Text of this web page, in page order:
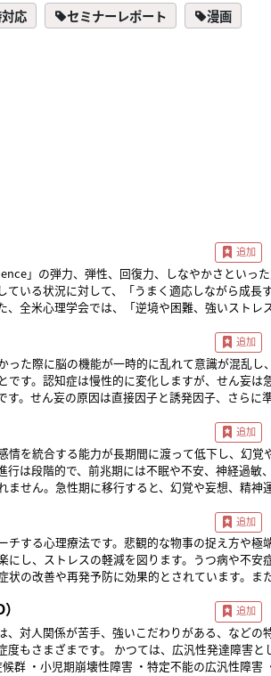
応 セミナーレポート 漫画
」の弾力、弾性、回復力、しなやかさといっ
ている状況に対して、「うまく適応しながら成長
、全米心理学会では、「逆境や困難、強いストレ
る力（適応力）などに加えて、困難を糧にして
がらも、職場に適応し、さらに成長を遂げていく
視点となります。 監修： とよだクリニック院長 豊田 早苗
た際に脳の機能が一時的に乱れて意識が混乱し
です。認知症は慢性的に変化しますが、せん妄は
す。せん妄の原因は直接因子と誘発因子、さらに
脆弱性 また、せん妄には3種類あります。興奮状
りする「過活動型せん妄」、幻覚や妄想など声か
の両方の「混合型せん妄」があります。 訪問看護の現場でせ
子となる薬の変化、状態の変化がないかを確認し
トしましょう。がんの終末期の方の約7割が経験
なるべく苦痛なく過ごせるよう、主治医やご家族
がら対応していく必要があります。 監修： とよだクリニック院長 豊田 早苗
情を統合する能力が長期間に渡って低下し、幻覚
行は段階的で、前兆期には不眠や不安、神経過敏
ません。急性期に移行すると、幻覚や妄想、精神
騙されている、尾行されているなどと思いこんで
注察妄想」などさまざまです。統合失調症におけ
状が
抗精神病薬を中心に睡眠薬、抗不安薬などが処方
ることもあり、治療によって症状がコントロール
活を送れるようになります（安定期・慢性期）。 監修： とよだクリニッ
チする心理療法です。悲観的な物事の捉え方や極
にし、ストレスの軽減を図ります。うつ病や不安
状の改善や再発予防に効果的とされています。ま
、対人関係が苦手、強いこだわりがある、などの
広汎性発達障害として細かく分類さ
群 ・小児期崩壊性障害 ・特定不能の広汎性障害